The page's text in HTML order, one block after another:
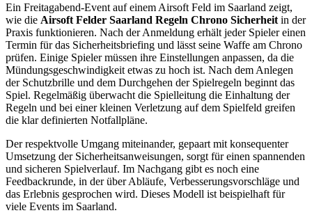
Ein Freitagabend-Event auf einem Airsoft Feld im Saarland zeigt,
wie die Airsoft Felder Saarland Regeln Chrono Sicherheit in der
Praxis funktionieren. Nach der Anmeldung erhält jeder Spieler einen
Termin für das Sicherheitsbriefing und lässt seine Waffe am Chrono
prüfen. Einige Spieler müssen ihre Einstellungen anpassen, da die
Mündungsgeschwindigkeit etwas zu hoch ist. Nach dem Anlegen
der Schutzbrille und dem Durchgehen der Spielregeln beginnt das
Spiel. Regelmäßig überwacht die Spielleitung die Einhaltung der
Regeln und bei einer kleinen Verletzung auf dem Spielfeld greifen
die klar definierten Notfallpläne.
Der respektvolle Umgang miteinander, gepaart mit konsequenter
Umsetzung der Sicherheitsanweisungen, sorgt für einen spannenden
und sicheren Spielverlauf. Im Nachgang gibt es noch eine
Feedbackrunde, in der über Abläufe, Verbesserungsvorschläge und
das Erlebnis gesprochen wird. Dieses Modell ist beispielhaft für
viele Events im Saarland.